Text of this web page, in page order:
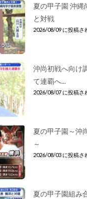
夏の甲子園 沖縄
と対戦
2026/08/09 に投稿さ
沖尚初戦へ向け
て連覇へ...
2026/08/07 に投稿さ
夏の甲子園～沖
～
2026/08/03 に投稿さ
夏の甲子園組み